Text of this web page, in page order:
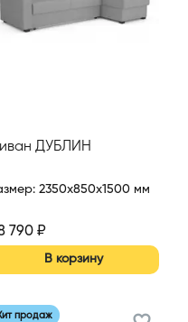
ДУБЛИН
: 2350x850x1500 мм
790₽
В корзину
продаж